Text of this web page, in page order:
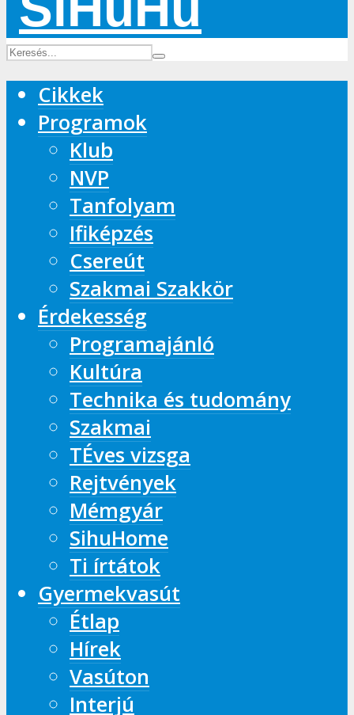
Cikkek
Programok
Klub
NVP
Tanfolyam
Ifiképzés
Csereút
Szakmai Szakkör
Érdekesség
Programajánló
Kultúra
Technika és tudomány
Szakmai
TÉves vizsga
Rejtvények
Mémgyár
SihuHome
Ti írtátok
Gyermekvasút
Étlap
Hírek
Vasúton
Interjú